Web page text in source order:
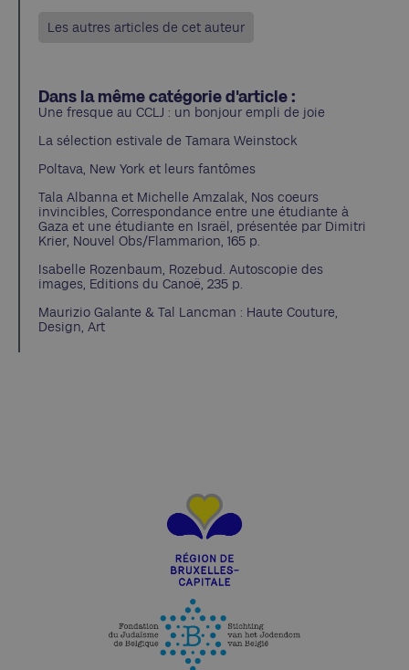
Les autres articles de cet auteur
Dans la même catégorie d'article :
Une fresque au CCLJ : un bonjour empli de joie
La sélection estivale de Tamara Weinstock
Poltava, New York et leurs fantômes
Tala Albanna et Michelle Amzalak, Nos coeurs
invincibles, Correspondance entre une étudiante à
Gaza et une étudiante en Israël, présentée par Dimitri
Krier, Nouvel Obs/Flammarion, 165 p.
Isabelle Rozenbaum, Rozebud. Autoscopie des
images, Editions du Canoë, 235 p.
Maurizio Galante & Tal Lancman : Haute Couture,
Design, Art